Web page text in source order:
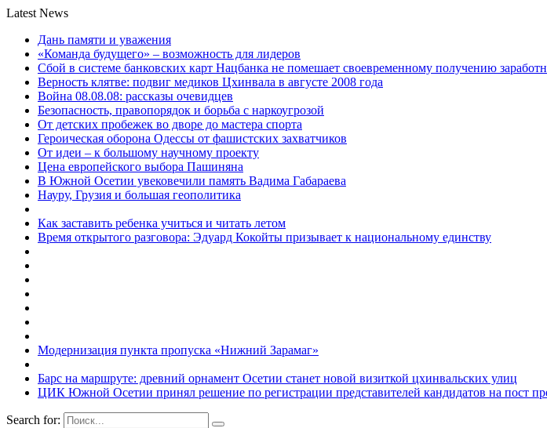
Latest News
Дань памяти и уважения
«Команда будущего» – возможность для лидеров
Сбой в системе банковских карт Нацбанка не помешает своевременному получению
Верность клятве: подвиг медиков Цхинвала в августе 2008 года
Война 08.08.08: рассказы очевидцев
Безопасность, правопорядок и борьба с наркоугрозой
От детских пробежек во дворе до мастера спорта
Героическая оборона Одессы от фашистских захватчиков
От идеи – к большому научному проекту
Цена европейского выбора Пашиняна
В Южной Осетии увековечили память Вадима Габараева
Науру, Грузия и большая геополитика
Как заставить ребенка учиться и читать летом
Время открытого разговора: Эдуард Кокойты призывает к национальному единству
Модернизация пункта пропуска «Нижний Зарамаг»
Барс на маршруте: древний орнамент Осетии станет новой визиткой цхинвальских улиц
ЦИК Южной Осетии принял решение по регистрации представителей кандидатов на пост
Search for: